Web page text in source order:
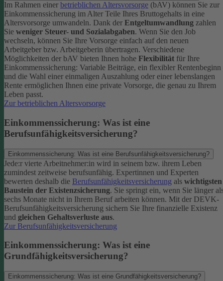
Im Rahmen einer betrieblichen Altersvorsorge (bAV) können Sie zur
Einkommenssicherung im Alter Teile Ihres Bruttogehalts in eine
Altersvorsorge umwandeln. Dank der Entgeltumwandlung zahlen
Sie weniger Steuer- und Sozialabgaben. Wenn Sie den Job
wechseln, können Sie Ihre Vorsorge einfach auf den neuen
Arbeitgeber bzw. Arbeitgeberin übertragen. Verschiedene
Möglichkeiten der bAV bieten Ihnen hohe Flexibilität für Ihre
Einkommenssicherung: Variable Beiträge, ein flexibler Rentenbeginn
und die Wahl einer einmaligen Auszahlung oder einer lebenslangen
Rente ermöglichen Ihnen eine private Vorsorge, die genau zu Ihrem
Leben passt.
Zur betrieblichen Altersvorsorge
Einkommenssicherung: Was ist eine
Berufsunfähigkeitsversicherung?
Einkommenssicherung: Was ist eine Berufsunfähigkeitsversicherung?
Jede:r vierte Arbeitnehmer:in wird in seinem bzw. ihrem Leben
zumindest zeitweise berufsunfähig. Expertinnen und Experten
bewerten deshalb die Berufsunfähigkeitsversicherung als wichtigsten
Baustein der Existenzsicherung. Sie springt ein, wenn Sie länger
sechs Monate nicht in Ihrem Beruf arbeiten können. Mit der DEVK-
Berufsunfähigkeitsversicherung sichern Sie Ihre finanzielle Existenz
und gleichen Gehaltsverluste aus.
Zur Berufsunfähigkeitsversicherung
Einkommenssicherung: Was ist eine
Grundfähigkeitsversicherung?
Einkommenssicherung: Was ist eine Grundfähigkeitsversicherung?